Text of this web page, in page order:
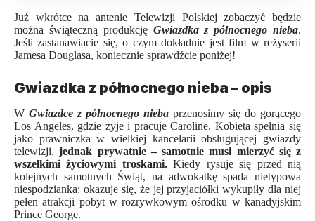
Już wkrótce na antenie Telewizji Polskiej zobaczyć będzie
można świąteczną produkcję Gwiazdka z północnego nieba.
Jeśli zastanawiacie się, o czym dokładnie jest film w reżyserii
Jamesa Douglasa, koniecznie sprawdźcie poniżej!
Gwiazdka z północnego nieba – opis
W Gwiazdce z północnego nieba przenosimy się do gorącego
Los Angeles, gdzie żyje i pracuje Caroline. Kobieta spełnia się
jako prawniczka w wielkiej kancelarii obsługującej gwiazdy
telewizji,jednak prywatnie – samotnie musi mierzyć się z
wszelkimi życiowymi troskami.Kiedy rysuje się przed nią
kolejnych samotnych Świąt, na adwokatkę spada nietypowa
niespodzianka: okazuje się, że jej przyjaciółki wykupiły dla niej
pełen atrakcji pobyt w rozrywkowym ośrodku w kanadyjskim
Prince George.